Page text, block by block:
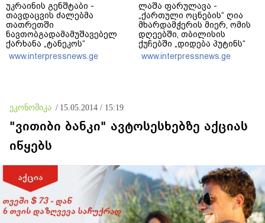
უკრაინის გენშტაბი -
თავდაცვის ძალებმა
თათრეთში
ნავთობგადამამუშავებელ
ქარხანა „ტანეკოს“
დაარტყეს
www.interpressnews.ge
ლაშა ფარულავა -
„ქართული ოცნების“ ღია
მხარდამჭერის მიერ, ომის
დღეებში, თბილისის
ქუჩებში „დიდება პუტინს“
ძახილი, არის სამარცხვინო
და შავი ლაქა - ისინი ვერ
www.interpressnews.ge
ეკონომიკა / 15.05.2014 / 15:19
"ვითიბი ბანკი" ავტოსესხებზე აქციას
იწყებს